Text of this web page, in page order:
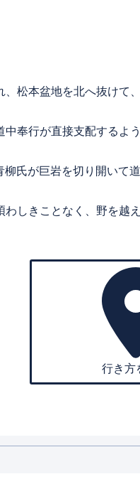
松本盆地を北へ抜け
奉行が直接支配するよ
氏が巨岩を切り開いて
しきことなく、野を越
行き方